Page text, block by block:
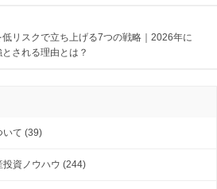
低リスクで立ち上げる7つの戦略｜2026年に
される理由とは？
いて (39)
資ノウハウ (244)